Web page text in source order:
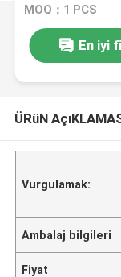
MOQ：1 PCS
En iyi
ÜRüN
Vurgulamak:
Ambalaj bilgileri
Fiyat